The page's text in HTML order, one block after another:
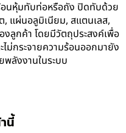
นหุ้มทับท่อหรือถัง ปิดทับด้วย
, แผ่นอลูมิเนียม, สแตนเลส,
ลูกค้า โดยมีวัตถุประสงค์เพื่อ
ม่กระจายความร้อนออกมายัง
ลังงานในระบบ
นี้